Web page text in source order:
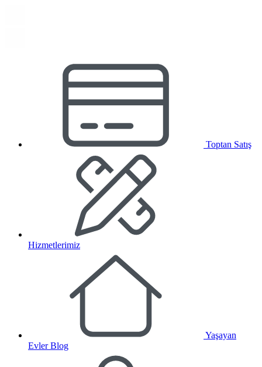
Toptan Satış
Hizmetlerimiz
Yaşayan
Evler Blog